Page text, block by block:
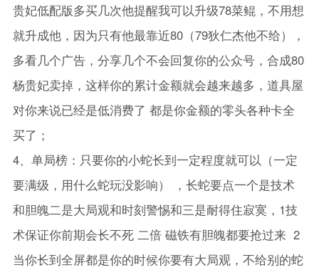
贵妃低配版多买几次他提醒我可以升级78菜鲲，不用想
就升成他，因为只有他最靠近80（79狄仁杰他不给），
多看几个广告，分享几个不会回复你的公众号，合成80
杨贵妃卖掉，这样你的累计金额就会越来越多，道具屋
对你来说已经是低消费了 都是你金额的零头各种卡全
买了；
4、单局榜：只要你的小蛇长到一定程度就可以（一定
要满级，用什么蛇玩没影响） ，长蛇要点一个是技术
和胆魄二是大局观和时刻警惕和三是耐得住寂寞，1技
术保证你前期会长不死 二倍 磁铁有胆魄都要抢过来 2
当你长到全屏都是你的时候你要有大局观，不给别的蛇